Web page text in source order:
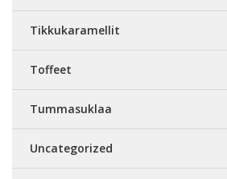
Tikkukaramellit
Toffeet
Tummasuklaa
Uncategorized